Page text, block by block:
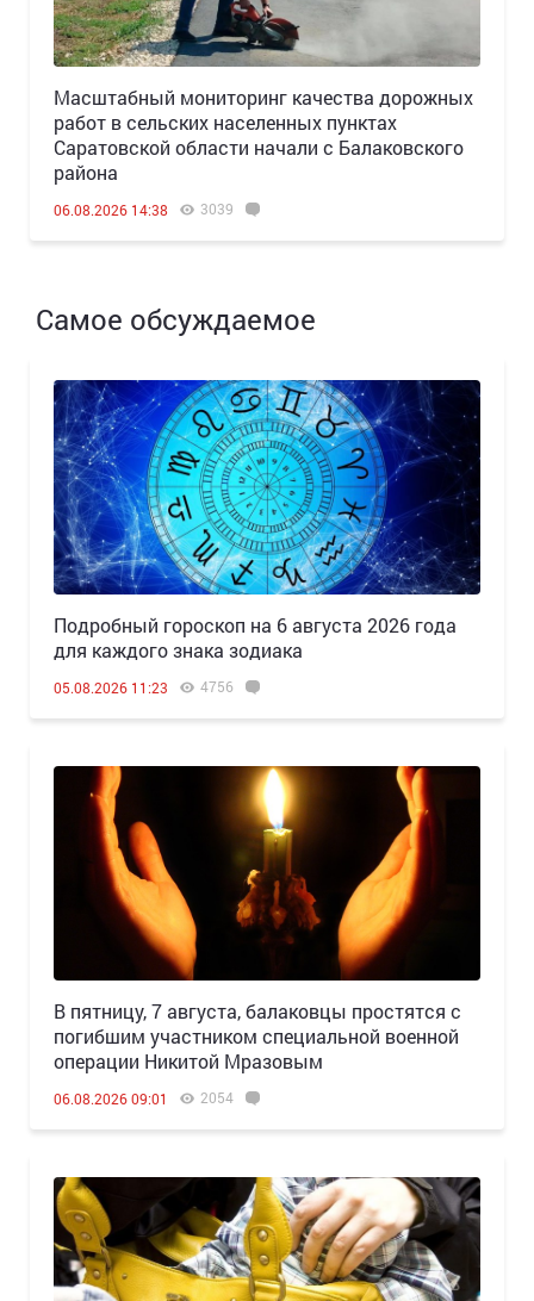
Масштабный мониторинг качества дорожных
работ в сельских населенных пунктах
Саратовской области начали с Балаковского
района
06.08.2026 14:38 3039
Самое обсуждаемое
Подробный гороскоп на 6 августа 2026 года
для каждого знака зодиака
05.08.2026 11:23 4756
В пятницу, 7 августа, балаковцы простятся с
погибшим участником специальной военной
операции Никитой Мразовым
06.08.2026 09:01 2054